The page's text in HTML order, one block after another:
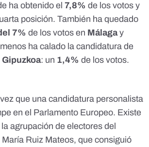
ha obtenido el 7,8% de los votos y
posición. También ha quedado
7% de los votos en Málagay
ha calado la candidatura de
Gipuzkoa: un 1,4% de los votos.
que una candidatura personalista
en el Parlamento Europeo. Existe
agrupación de electores del
Ruiz Mateos, que consiguió